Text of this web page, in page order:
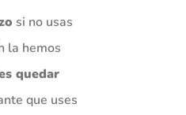
si no usas
la hemos
quedar
que uses